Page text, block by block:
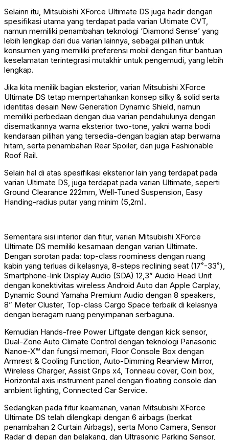
Selainn itu, Mitsubishi XForce Ultimate DS juga hadir dengan
spesifikasi utama yang terdapat pada varian Ultimate CVT,
namun memiliki penambahan teknologi ‘Diamond Sense’ yang
lebih lengkap dari dua varian lainnya, sebagai pilihan untuk
konsumen yang memiliki preferensi mobil dengan fitur bantuan
keselamatan terintegrasi mutakhir untuk pengemudi, yang lebih
lengkap.
Jika kita menilik bagian eksterior, varian Mitsubishi XForce
Ultimate DS tetap mempertahankan konsep silky & solid serta
identitas desain New Generation Dynamic Shield, namun
memiliki perbedaan dengan dua varian pendahulunya dengan
disematkannya warna eksterior two-tone, yakni warna bodi
kendaraan pilihan yang tersedia-dengan bagian atap berwarna
hitam, serta penambahan Rear Spoiler, dan juga Fashionable
Roof Rail.
Selain hal di atas spesifikasi eksterior lain yang terdapat pada
varian Ultimate DS, juga terdapat pada varian Ultimate, seperti
Ground Clearance 222mm, Well-Tuned Suspension, Easy
Handing-radius putar yang minim (5,2m).
Sementara sisi interior dan fitur, varian Mitsubishi XForce
Ultimate DS memiliki kesamaan dengan varian Ultimate.
Dengan sorotan pada: top-class roominess dengan ruang
kabin yang terluas di kelasnya, 8-steps reclining seat (17˚-33˚),
Smartphone-link Display Audio (SDA) 12,3” Audio Head Unit
dengan konektivitas wireless Android Auto dan Apple Carplay,
Dynamic Sound Yamaha Premium Audio dengan 8 speakers,
8” Meter Cluster, Top-class Cargo Space terbaik di kelasnya
dengan beragam ruang penyimpanan serbaguna.
Kemudian Hands-free Power Liftgate dengan kick sensor,
Dual-Zone Auto Climate Control dengan teknologi Panasonic
Nanoe-X™️ dan fungsi memori, Floor Console Box dengan
Armrest & Cooling Function, Auto-Dimming Rearview Mirror,
Wireless Charger, Assist Grips x4, Tonneau cover, Coin box,
Horizontal axis instrument panel dengan floating console dan
ambient lighting, Connected Car Service.
Sedangkan pada fitur keamanan, varian Mitsubishi XForce
Ultimate DS telah dilengkapi dengan 6 airbags (berkat
penambahan 2 Curtain Airbags), serta Mono Camera, Sensor
Radar di depan dan belakang, dan Ultrasonic Parking Sensor,